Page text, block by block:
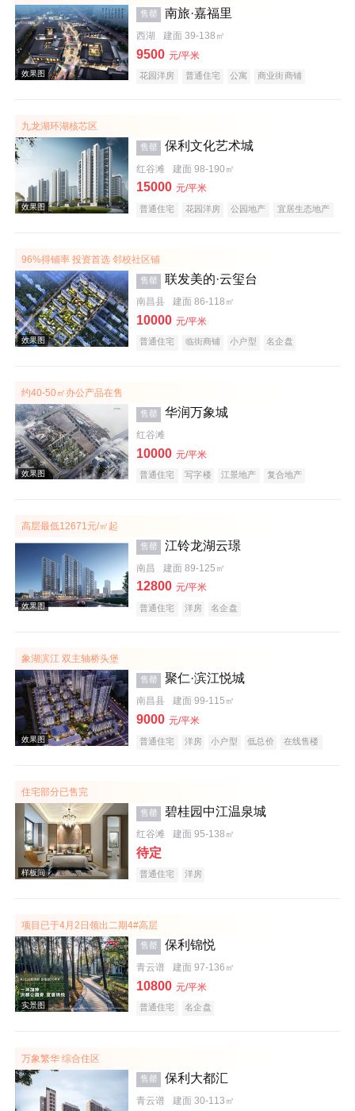
效果图
效果图
效果图
售罄 南旅·嘉福里
西湖 建面 39-138㎡
9500 元/平米
花园洋房 普通住宅 公寓
商业街商铺
九龙湖环湖核芯区
效果图
售罄 保利文化艺术城
红谷滩 建面 98-190㎡
15000 元/平米
普通住宅 花园洋房 公园地产
宜居生态地产
96%得铺率 投资首选 邻校社区铺
售罄 联发美的·云玺台
南昌县 建面 86-118㎡
10000 元/平米
普通住宅 临街商铺 小户型 名企盘
约40-50㎡办公产品在售
售罄 华润万象城
红谷滩
10000 元/平米
普通住宅 写字楼 江景地产
复合地产
高层最低12671元/㎡起
效果图
售罄 江铃龙湖云璟
南昌 建面 89-125㎡
12800 元/平米
普通住宅 洋房 名企盘
象湖滨江 双主轴桥头堡
售罄 聚仁·滨江悦城
南昌县 建面 99-115㎡
9000 元/平米
普通住宅 洋房 小户型 低总价 在线售楼
住宅部分已售完
售罄 碧桂园中江温泉城
红谷滩 建面 95-138㎡
待定
普通住宅 洋房
项目已于4月2日领出二期4#高层
售罄 保利锦悦
青云谱 建面 97-136㎡
10800 元/平米
普通住宅 名企盘
万象繁华 综合住区
售罄 保利大都汇
青云谱 建面 30-113㎡